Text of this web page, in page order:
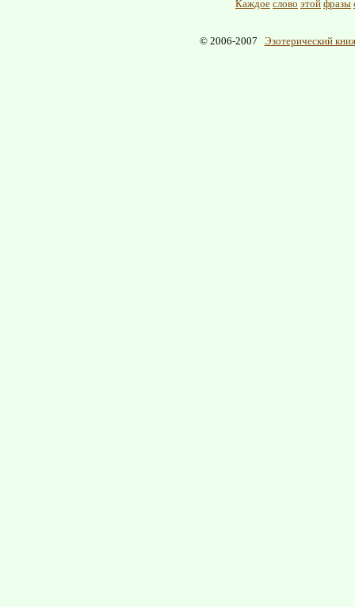
Каждое слово этой фразы
© 2006-2007 Эзотерический